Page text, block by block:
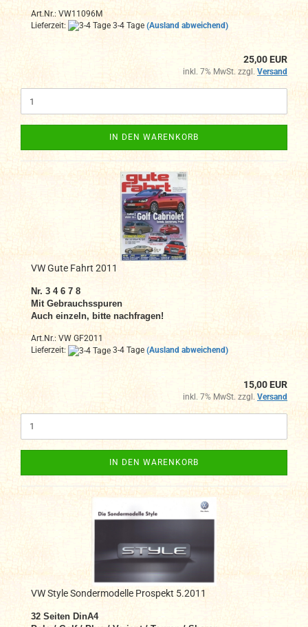
Art.Nr.: VW11096M
Lieferzeit:
3-4 Tage (Ausland abweichend)
25,00 EUR
inkl. 7% MwSt. zzgl. Versand
IN DEN WARENKORB
VW Gute Fahrt 2011
Nr. 3 4 6 7 8
Mit Gebrauchsspuren
Auch einzeln, bitte nachfragen!
Art.Nr.: VW GF2011
Lieferzeit:
3-4 Tage (Ausland abweichend)
15,00 EUR
inkl. 7% MwSt. zzgl. Versand
IN DEN WARENKORB
VW Style Sondermodelle Prospekt 5.2011
32 Seiten DinA4